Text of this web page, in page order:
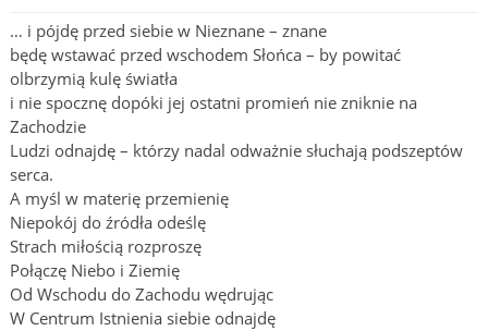
… i pójdę przed siebie w Nieznane – znane
będę wstawać przed wschodem Słońca – by powitać
olbrzymią kulę światła
i nie spocznę dopóki jej ostatni promień nie zniknie na
Zachodzie
Ludzi odnajdę – którzy nadal odważnie słuchają podszeptów
serca.
A myśl w materię przemienię
Niepokój do źródła odeślę
Strach miłością rozproszę
Połączę Niebo i Ziemię
Od Wschodu do Zachodu wędrując
W Centrum Istnienia siebie odnajdę